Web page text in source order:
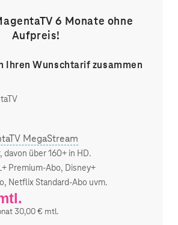
6 Monate ohne
Aufpreis!
Ihren Wunschtarif zusammen
MegaStream
davon über 160+ in HD.
Premium-Abo, Disney+
Netflix Standard-Abo uvm.
30,00 € mtl.